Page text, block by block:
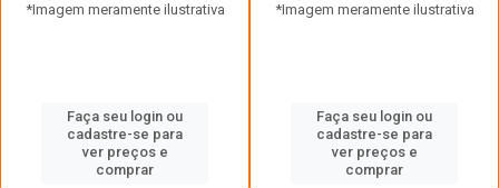
*Imagem meramente ilustrativa
Faça seu login ou
cadastre-se para
ver preços e
comprar
*Imagem meramente ilustrativa
Faça seu login ou
cadastre-se para
ver preços e
comprar